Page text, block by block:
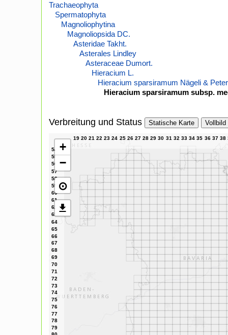
Trachaeophyta
Spermatophyta
Magnoliophytina
Magnoliopsida DC.
Asteridae Takht.
Asterales Lindley
Asteraceae Dumort.
Hieracium L.
Hieracium sparsiramum Nägeli & Peter
Hieracium sparsiramum subsp.
Verbreitung und Status Statische Karte Vollbild
+
−
⊙